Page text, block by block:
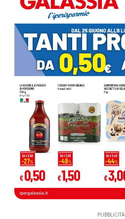
PUBBLICITÀ